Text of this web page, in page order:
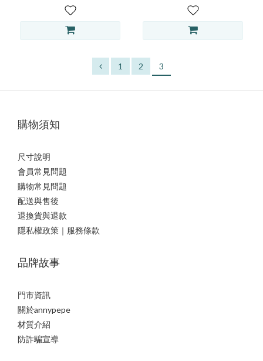
1 2 3
購物須知
尺寸說明
會員常見問題
購物常見問題
配送與售後
退換貨與退款
隱私權政策｜服務條款
品牌故事
門市資訊
關於annypepe
材質介紹
防詐騙宣導